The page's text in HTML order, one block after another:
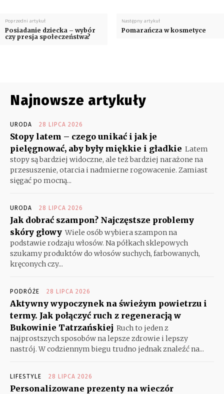
Poprzedni artykuł
Posiadanie dziecka – wybór
czy presja społeczeństwa?
Następny artykuł
Pomarańcza w kosmetyce
Najnowsze artykuły
URODA 28 LIPCA 2026
Stopy latem – czego unikać i jak je
pielęgnować, aby były miękkie i gładkie Latem
stopy są bardziej widoczne, ale też bardziej narażone na
przesuszenie, otarcia i nadmierne rogowacenie. Zamiast
sięgać po mocną...
URODA 28 LIPCA 2026
Jak dobrać szampon? Najczęstsze problemy
skóry głowy Wiele osób wybiera szampon na
podstawie rodzaju włosów. Na półkach sklepowych
szukamy produktów do włosów suchych, farbowanych,
kręconych czy...
PODRÓŻE 28 LIPCA 2026
Aktywny wypoczynek na świeżym powietrzu i
termy. Jak połączyć ruch z regeneracją w
Bukowinie Tatrzańskiej Ruch to jeden z
najprostszych sposobów na lepsze zdrowie i lepszy
nastrój. W codziennym biegu trudno jednak znaleźć na...
LIFESTYLE 28 LIPCA 2026
Personalizowane prezenty na wieczór